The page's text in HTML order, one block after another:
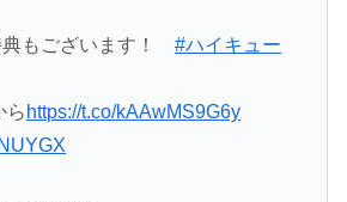
典もございます！#ハイキュー
ら https://t.co/kAAwMS9G6y